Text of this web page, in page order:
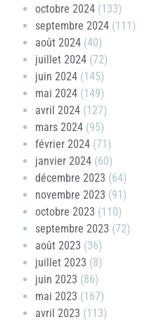
octobre 2024 (133)
septembre 2024 (111)
août 2024 (40)
juillet 2024 (72)
juin 2024 (145)
mai 2024 (149)
avril 2024 (127)
mars 2024 (95)
février 2024 (71)
janvier 2024 (60)
décembre 2023 (64)
novembre 2023 (91)
octobre 2023 (110)
septembre 2023 (72)
août 2023 (36)
juillet 2023 (8)
juin 2023 (86)
mai 2023 (167)
avril 2023 (113)